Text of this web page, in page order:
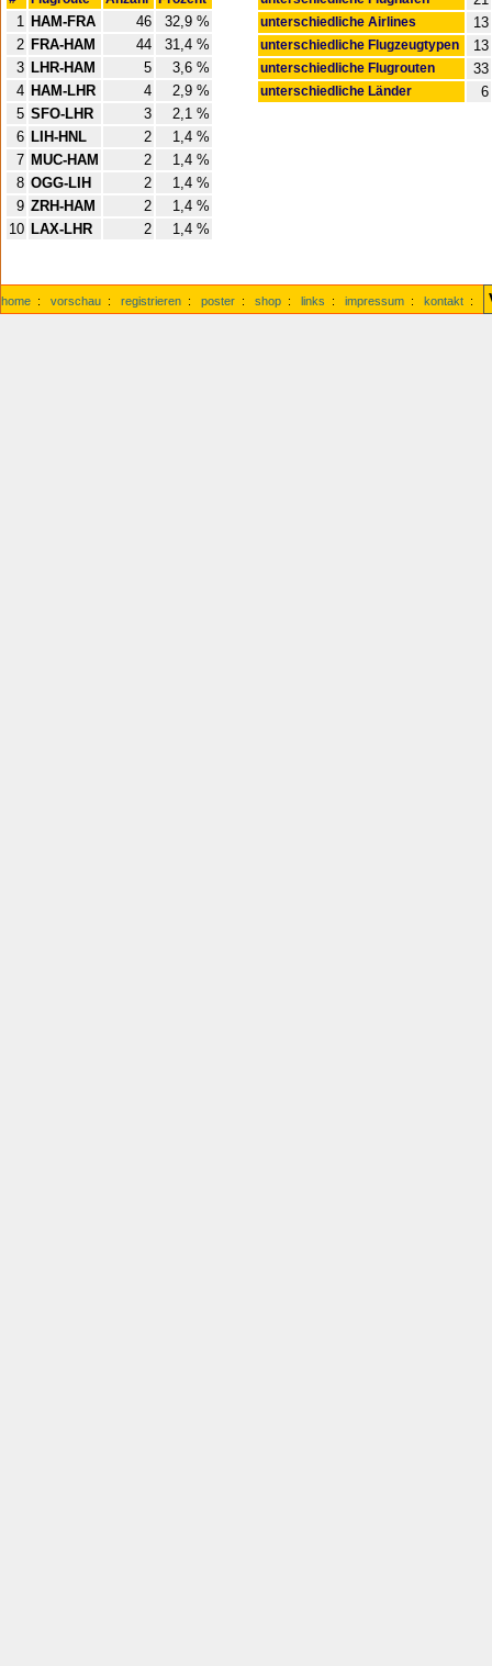
1 HAM-FRA 46
32,9 %
2 FRA-HAM 44
31,4 %
3 LHR-HAM 5
3,6 %
4 HAM-LHR 4
2,9 %
5 SFO-LHR 3
2,1 %
6 LIH-HNL 2
1,4 %
7 MUC-HAM 2
1,4 %
8 OGG-LIH 2
1,4 %
9 ZRH-HAM 2
1,4 %
10 LAX-LHR 2 1,4 %
unterschiedliche Airlines 13
unterschiedliche Flugzeugtypen 13
unterschiedliche Flugrouten 33
unterschiedliche Länder 6
home : vorschau : registrieren : poster : shop : links : impressum : kontakt :